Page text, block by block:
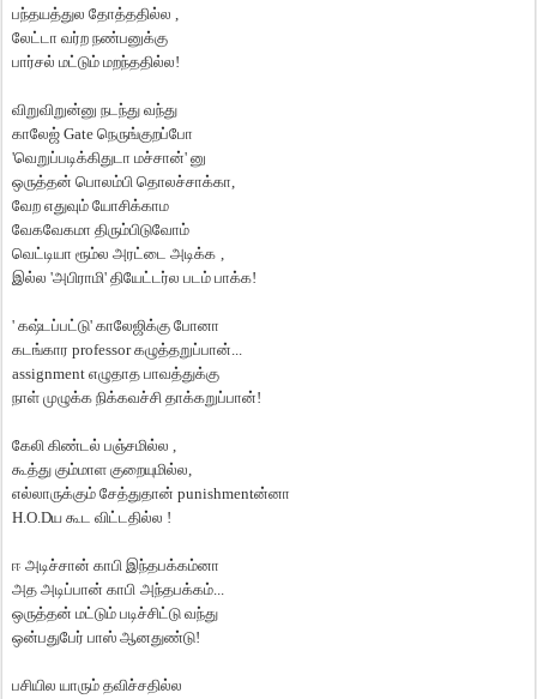
பந்தயத்துல தோத்ததில்ல ,
லேட்டா வர்ற நண்பனுக்கு
பார்சல் மட்டும் மறந்ததில்ல!
விறுவிறுன்னு நடந்து வந்து
காலேஜ் Gate நெருங்குறப்போ
'வெறுப்படிக்கிதுடா மச்சான்' னு
ஒருத்தன் பொலம்பி தொலச்சாக்கா,
வேற எதுவும் யோசிக்காம
வேகவேகமா திரும்பிடுவோம்
வெட்டியா ரூம்ல அரட்டை அடிக்க ,
இல்ல 'அபிராமி' தியேட்டர்ல படம் பாக்க!
' கஷ்டப்பட்டு' காலேஜிக்கு போனா
கடங்கார professorகழுத்தறுப்பான்...
assignment எழுதாத பாவத்துக்கு
நாள் முழுக்க நிக்கவச்சி தாக்கறுப்பான்!
கேலி கிண்டல் பஞ்சமில்ல ,
கூத்து கும்மாள குறையுமில்ல,
எல்லாருக்கும் சேத்துதான் punishmentன்னா
H.O.Dய கூட விட்டதில்ல !
ஈ அடிச்சான் காபி இந்தபக்கம்னா
அத அடிப்பான் காபி அந்தபக்கம்...
ஒருத்தன் மட்டும் படிச்சிட்டு வந்து
ஒன்பதுபேர் பாஸ் ஆனதுண்டு!
பசியில யாரும் தவிச்சதில்ல